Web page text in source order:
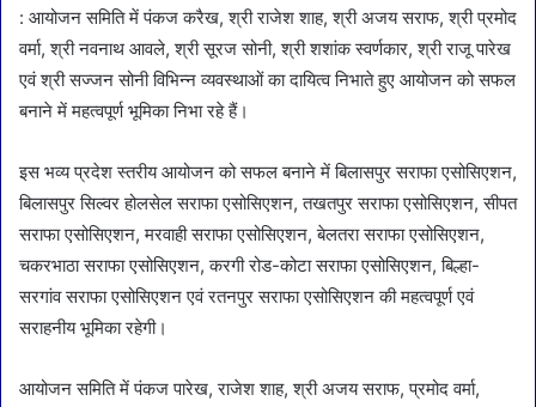
: आयोजन समिति में पंकज करैख, श्री राजेश शाह, श्री अजय सराफ, श्री प्रमोद
वर्मा, श्री नवनाथ आवले, श्री सूरज सोनी, श्री शशांक स्वर्णकार, श्री राजू पारेख
एवं श्री सज्जन सोनी विभिन्न व्यवस्थाओं का दायित्व निभाते हुए आयोजन को सफल
बनाने में महत्वपूर्ण भूमिका निभा रहे हैं।
इस भव्य प्रदेश स्तरीय आयोजन को सफल बनाने में बिलासपुर सराफा एसोसिएशन,
बिलासपुर सिल्वर होलसेल सराफा एसोसिएशन, तखतपुर सराफा एसोसिएशन, सीपत
सराफा एसोसिएशन, मरवाही सराफा एसोसिएशन, बेलतरा सराफा एसोसिएशन,
चकरभाठा सराफा एसोसिएशन, करगी रोड-कोटा सराफा एसोसिएशन, बिल्हा-
सरगांव सराफा एसोसिएशन एवं रतनपुर सराफा एसोसिएशन की महत्वपूर्ण एवं
सराहनीय भूमिका रहेगी।
आयोजन समिति में पंकज पारेख, राजेश शाह, श्री अजय सराफ, प्रमोद वर्मा,